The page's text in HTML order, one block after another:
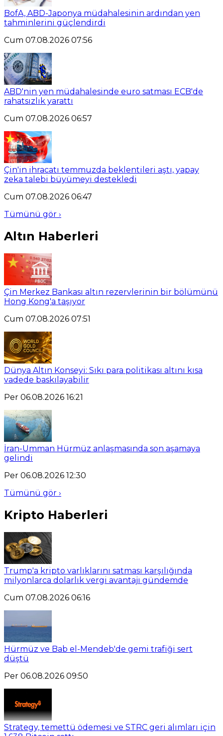
BofA, ABD-Japonya müdahalesinin ardından yen
tahminlerini güçlendirdi
Cum 07.08.2026 07:56
ABD'nin yen müdahalesinde euro satması ECB'de
rahatsızlık yarattı
Cum 07.08.2026 06:57
Çin'in ihracatı temmuzda beklentileri aştı, yapay
zeka talebi büyümeyi destekledi
Cum 07.08.2026 06:47
Tümünü gör ›
Altın Haberleri
Çin Merkez Bankası altın rezervlerinin bir bölümünü
Hong Kong'a taşıyor
Cum 07.08.2026 07:51
Dünya Altın Konseyi: Sıkı para politikası altını kısa
vadede baskılayabilir
Per 06.08.2026 16:21
İran-Umman Hürmüz anlaşmasında son aşamaya
gelindi
Per 06.08.2026 12:30
Tümünü gör ›
Kripto Haberleri
Trump'a kripto varlıklarını satması karşılığında
milyonlarca dolarlık vergi avantajı gündemde
Cum 07.08.2026 06:16
Hürmüz ve Bab el-Mendeb'de gemi trafiği sert
düştü
Per 06.08.2026 09:50
Strategy, temettü ödemesi ve STRC geri alımları için